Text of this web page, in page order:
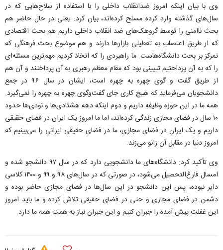
وی با بیان اینکه امروز ضدانقلاب داخلی را با استفاده از سلاح‌هایی که در
سال‌های گذشته وارد کرده مسلح کرده‌اند، بیان کرد: یعنی در حال حاضر هم
بحث ناامنی را توسط گروهک‌های ضد انقلاب داخلی داریم هم بحث اقتصادی
که از طریق اعتصاب به تعطیلی بازار‌ها دارند و هم موضوع بحث فرهنگی که
تمرکز بر بحث دانشگاه‌هاست. ما راهبردی را که اتخاذ کردیم مهم‌ترین مسئله‌ای
را که به آن پرداختیم تبیینی بود که مقام معظم رهبری به آن پرداختند و آن هم
از طریق گفت و گوی چهره به چهره است، ایشان در سال ۹۶ در جمع
دانشجویان می‌فرماید که هیچ کاری جای گفت‌وگوی چهره به چهره را نمی‌گیرد.
همه ما در این حوزه وظیفه داریم و دوم اینکه دهه هشتادی‌ها و نودی‌ها حدود
۱۰ سال در فضای مجازی زندگی کرده‌اند، اما ما امروز یک ایران در فضای حقیقی
داریم و یک ایران در فضای مجازی، ما در فضای حقیقی ایرانی را می‌بینیم که
امروز دنیا در مقابل آن زانو می‌زند.
وی تأکید کرد: دانشگاه‌های ما دانشجویی دارد که در سال ۹۷ دانشجو شده و
امسال فارغ‌التحصیل می‌شود، در صورتی که در سال‌های ۹۸ و ۹۹ و ۱۴۰۰ کلاسی
دایر نبوده، پس این دانشجو در این سال‌ها در فضای مجازی حاضر بوده و
دشمن در فضای مجازی و حتی در فضای حقیقی تلاش کرده و ما باید امروز
این غفلت پیش آمده را جبران کنیم و این جبران نیاز به همت همه ما دارد.